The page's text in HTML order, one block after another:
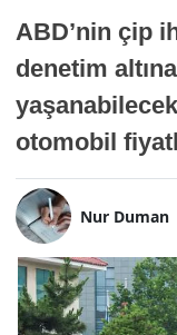
ABD’nin çip
denetim
otomobil
Nur Duman